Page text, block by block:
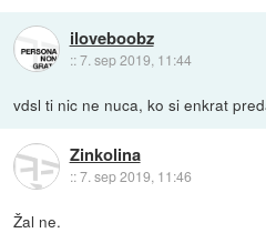
iloveboobz
::7. sep 2019, 11:44
vdsl ti nic ne nuca, ko si enkrat
Zinkolina
::7. sep 2019, 11:46
Žal ne.